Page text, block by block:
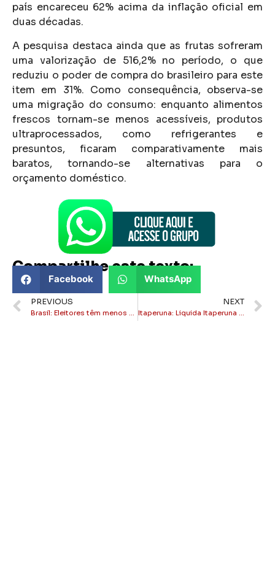
país encareceu 62% acima da inflação oficial em
duas décadas.
A pesquisa destaca ainda que as frutas sofreram
uma valorização de 516,2% no período, o que
reduziu o poder de compra do brasileiro para este
item em 31%. Como consequência, observa-se
uma migração do consumo: enquanto alimentos
frescos tornam-se menos acessíveis, produtos
ultraprocessados, como refrigerantes e
presuntos, ficaram comparativamente mais
baratos, tornando-se alternativas para o
orçamento doméstico.
Compartilhe este texto:
Facebook WhatsApp
PREVIOUS
Brasil: Eleitores têm menos de um mês para regularizar título de eleitor
NEXT
Itaperuna: Liquida Itaperuna começa hoje às 16h na AABB